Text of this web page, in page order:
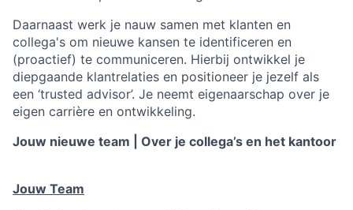
Daarnaast werk je nauw samen met klanten en
collega's om nieuwe kansen te identificeren en
(proactief) te communiceren. Hierbij ontwikkel je
diepgaande klantrelaties en positioneer je jezelf als
een ‘trusted advisor’. Je neemt eigenaarschap over je
eigen carrière en ontwikkeling.
Jouw nieuwe team | Over je collega’s en het kantoor
Jouw Team